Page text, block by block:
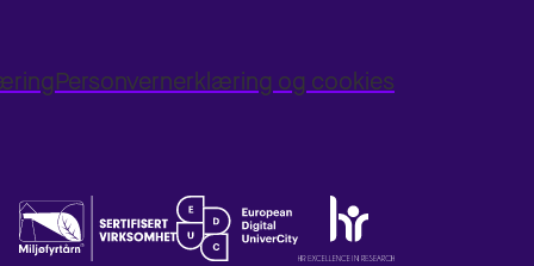
Personvernerklæring og cookies